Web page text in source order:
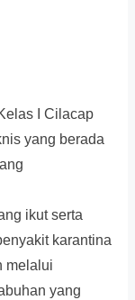
I Cilacap
yang berada
ikut serta
karantina
melalui
yang